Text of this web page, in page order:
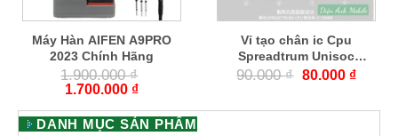
Máy Hàn AIFEN A9PRO
2023 Chính Hãng
1.900.000₫
1.700.000 ₫
Vỉ tạo chân ic Cpu
Spreadtrum Unisoc
SCU1
90.000₫ 80.000 ₫
DANH MỤC SẢN PHẨM